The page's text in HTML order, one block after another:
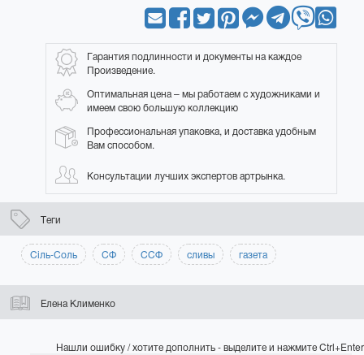
Гарантия подлинности и документы на каждое
Произведение.
Оптимальная цена – мы работаем с художниками и
имеем свою большую коллекцию
Профессиональная упаковка, и доставка удобным
Вам способом.
Консультации лучших экспертов артрынка.
Теги
Сіль-Соль СФ ССФ сливы газета
Елена Клименко
Нашли ошибку / хотите дополнить - выделите и нажмите Ctrl+Enter